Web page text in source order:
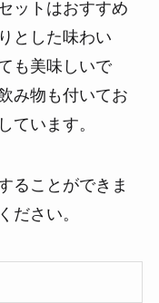
ットはおすすめ
とした味わい
も美味しいで
み物も付いてお
ています。
ることができま
ださい。